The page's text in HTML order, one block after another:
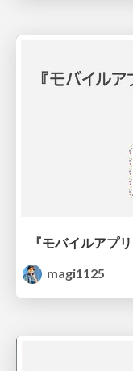
『モバイルアプ
magi1125